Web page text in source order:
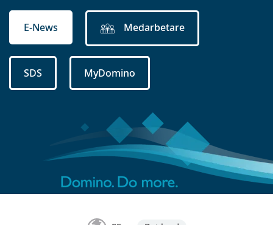
E-News Medarbetare
SDS MyDomino